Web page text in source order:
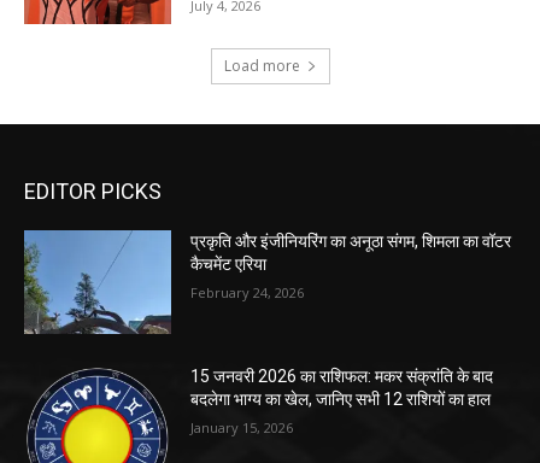
EDITOR PICKS
प्रकृति और इंजीनियरिंग का अनूठा संगम, शिमला का वॉटर
कैचमेंट एरिया
February 24, 2026
15 जनवरी 2026 का राशिफल: मकर संक्रांति के बाद
बदलेगा भाग्य का खेल, जानिए सभी 12 राशियों का हाल
January 15, 2026